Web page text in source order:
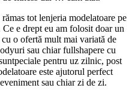
tot lenjeria modelatoare pe
e drept eu am folosit doar un
o ofertă mult mai variată de
sau chiar fullshapere cu
pentru uz zilnic, post
este ajutorul perfect
sau chiar zi de zi.